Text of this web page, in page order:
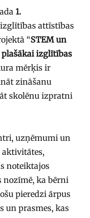
1.
attīstības
“STEM un
izglītības
mērķis ir
zināšanu
skolēnu izpratni
uzņēmumi un
noteiktajos
nozīmē, ka bērni
pieredzi ārpus
un prasmes, kas